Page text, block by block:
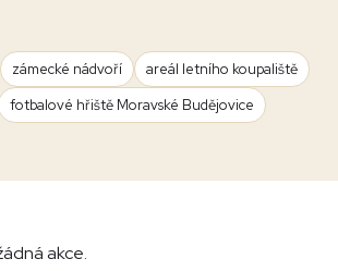
zámecké nádvoří
areál letního koupaliště
fotbalové hřiště Moravské Budějovice
akce.